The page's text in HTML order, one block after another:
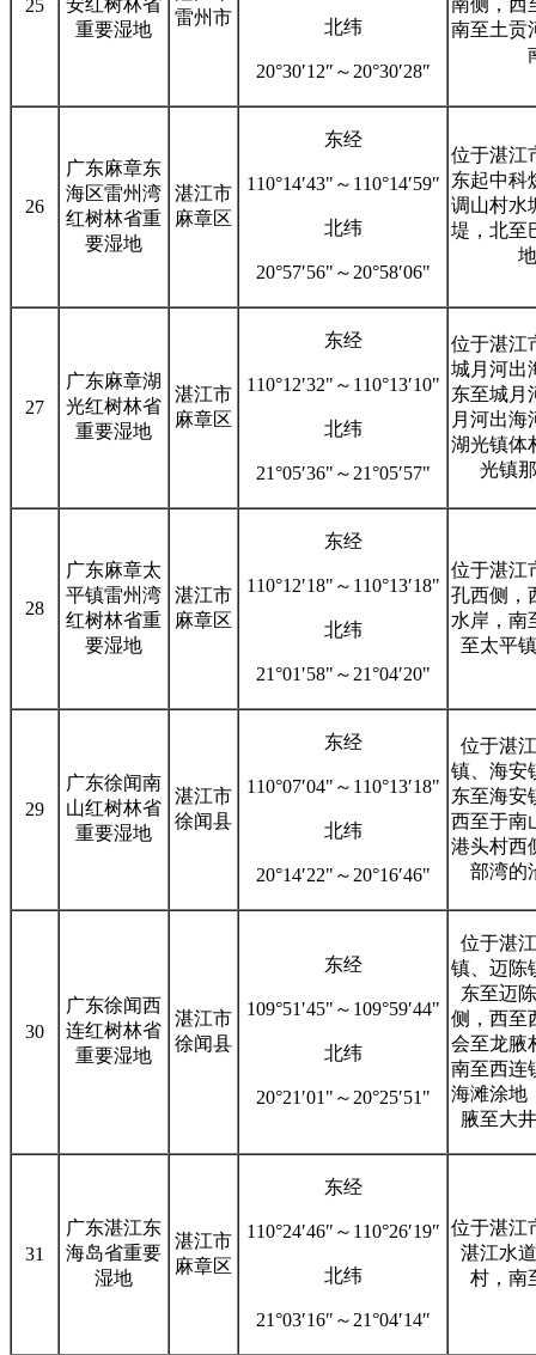
25
重要湿地
雷州市
北纬
20°30′12″～20°30′28″
南至土贡
26
广东麻章东
海区雷州湾
红树林省重
要湿地
湛江市
麻章区
东经
110°14′43"～110°14′59″
北纬
20°57′56"～20°58′06"
位于湛江
东起中科
调山村水
堤，北至
27
广东麻章湖
光红树林省
重要湿地
湛江市
麻章区
东经
110°12′32"～110°13′10"
北纬
21°05′36"～21°05′57"
位于湛江
城月河出
东至城月
月河出海
湖光镇体
光镇
28
广东麻章太
平镇雷州湾
红树林省重
要湿地
湛江市
麻章区
东经
110°12′18"～110°13′18"
北纬
21°01′58"～21°04′20"
位于湛江
孔西侧，
水岸，南
至太平
29
广东徐闻南
山红树林省
重要湿地
湛江市
徐闻县
东经
110°07′04"～110°13′18"
北纬
20°14′22"～20°16′46"
位于湛
镇、海安
东至海安
西至于南
港头村西
部湾的
30
广东徐闻西
连红树林省
重要湿地
湛江市
徐闻县
东经
109°51′45"～109°59′44"
北纬
20°21′01"～20°25′51"
位于湛
镇、迈陈
东至迈
侧，西至
会至龙腋
南至西连
海滩涂地
腋至大
31
广东湛江东
海岛省重要
湿地
湛江市
麻章区
东经
110°24′46″～110°26′19″
北纬
21°03′16″～21°04′14″
位于湛江
湛江水
村，南